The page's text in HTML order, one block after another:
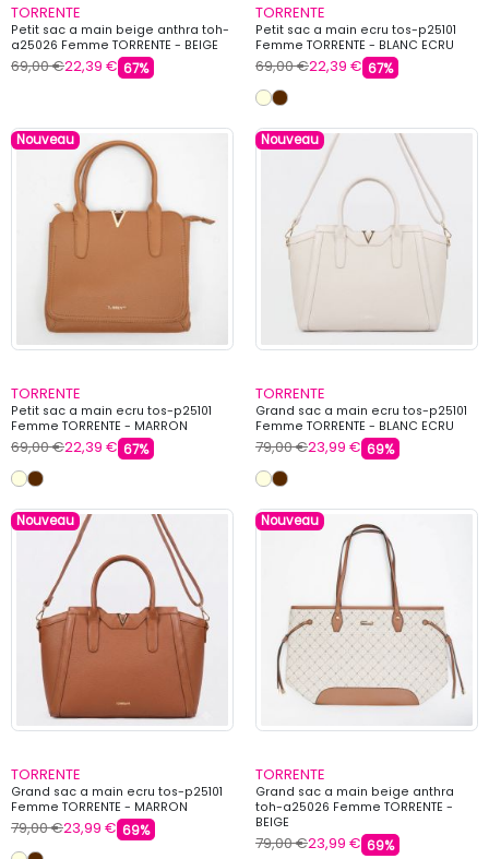
TORRENTE
Petit sac a main beige anthra toh-
a25026 Femme TORRENTE - BEIGE
69,00 €22,39 € 67%
TORRENTE
Petit sac a main ecru tos-p25101
Femme TORRENTE - BLANC ECRU
69,00 €22,39 € 67%
Nouveau
TORRENTE
Petit sac a main ecru tos-p25101
Femme TORRENTE - MARRON
69,00 €22,39 € 67%
Nouveau
TORRENTE
Grand sac a main ecru tos-p25101
Femme TORRENTE - BLANC ECRU
79,00 €23,99 € 69%
Nouveau
TORRENTE
Grand sac a main ecru tos-p25101
Femme TORRENTE - MARRON
79,00 €23,99 € 69%
Nouveau
TORRENTE
Grand sac a main beige anthra
toh-a25026 Femme TORRENTE -
BEIGE
79,00 €23,99 € 69%